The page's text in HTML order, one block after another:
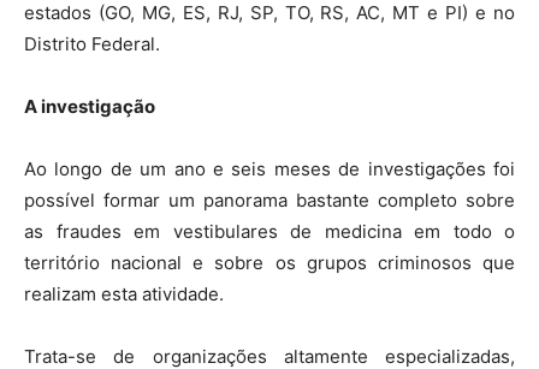
estados (GO, MG, ES, RJ, SP, TO, RS, AC, MT e PI) e no
Distrito Federal.
A investigação
Ao longo de um ano e seis meses de investigações foi
possível formar um panorama bastante completo sobre
as fraudes em vestibulares de medicina em todo o
território nacional e sobre os grupos criminosos que
realizam esta atividade.
Trata-se de organizações altamente especializadas,